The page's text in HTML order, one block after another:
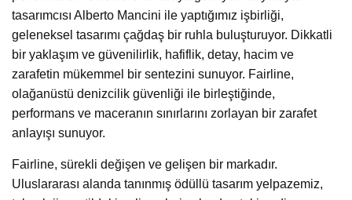
tasarımcısı Alberto Mancini ile yaptığımız işbirliği,
geleneksel tasarımı çağdaş bir ruhla buluşturuyor. Dikkatli
bir yaklaşım ve güvenilirlik, hafiflik, detay, hacim ve
zarafetin mükemmel bir sentezini sunuyor. Fairline,
olağanüstü denizcilik güvenliği ile birleştiğinde,
performans ve maceranın sınırlarını zorlayan bir zarafet
anlayışı sunuyor.
Fairline, sürekli değişen ve gelişen bir markadır.
Uluslararası alanda tanınmış ödüllü tasarım yelpazemiz,